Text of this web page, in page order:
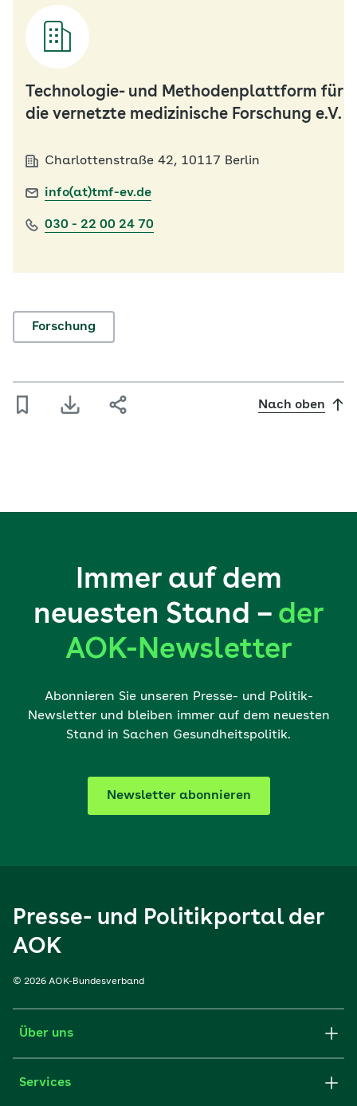
Technologie- und Methodenplattform für
die vernetzte medizinische Forschung e.V.
Charlottenstraße 42, 10117 Berlin
info(at)tmf-ev.de
030 - 22 00 24 70
Forschung
Nach oben
Immer auf dem
neuesten Stand – der
AOK-Newsletter
Abonnieren Sie unseren Presse- und Politik-
Newsletter und bleiben immer auf dem neuesten
Stand in Sachen Gesundheitspolitik.
Newsletter abonnieren
Presse- und Politikportal der
AOK
© 2026 AOK-Bundesverband
Über uns
Services